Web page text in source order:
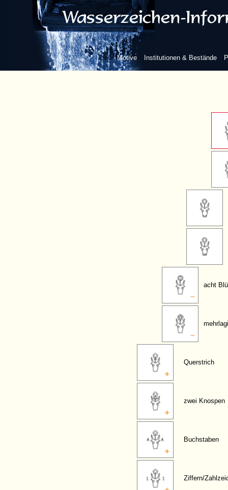
Motive Institutionen & Bestände
sieben
acht
Querstrich
zwei Knospen
Buchstaben
Ziffern/